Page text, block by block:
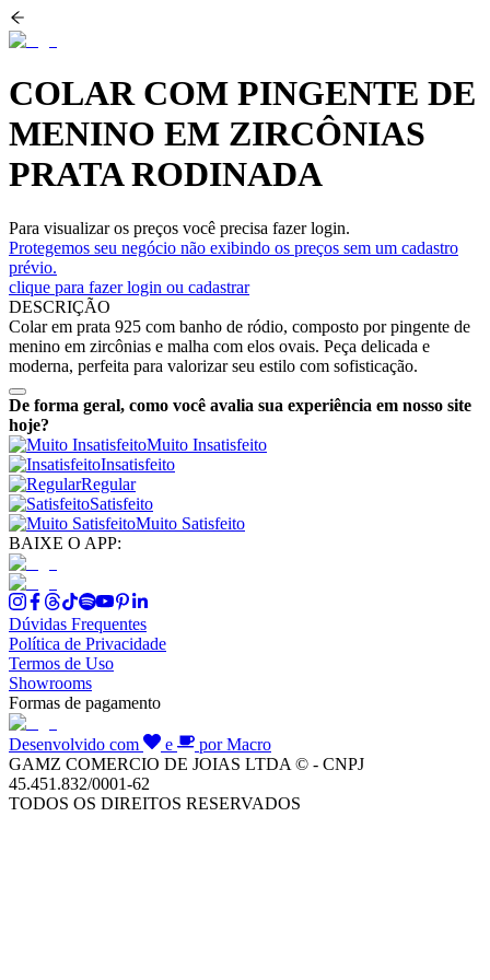
COLAR COM PINGENTE DE
MENINO EM ZIRCÔNIAS
PRATA RODINADA
Para visualizar os preços você precisa fazer login.
Protegemos seu negócio não exibindo os preços sem um cadastro
prévio.
clique para fazer login ou cadastrar
DESCRIÇÃO
Colar em prata 925 com banho de ródio, composto por pingente de
menino em zircônias e malha com elos ovais. Peça delicada e
moderna, perfeita para valorizar seu estilo com sofisticação.
De forma geral, como você avalia sua experiência em nosso site
hoje?
Muito Insatisfeito
Insatisfeito
Regular
Satisfeito
Muito Satisfeito
BAIXE O APP:
Dúvidas Frequentes
Política de Privacidade
Termos de Uso
Showrooms
Formas de pagamento
Desenvolvido com e
por Macro
GAMZ COMERCIO DE JOIAS LTDA © - CNPJ
45.451.832/0001-62
TODOS OS DIREITOS RESERVADOS